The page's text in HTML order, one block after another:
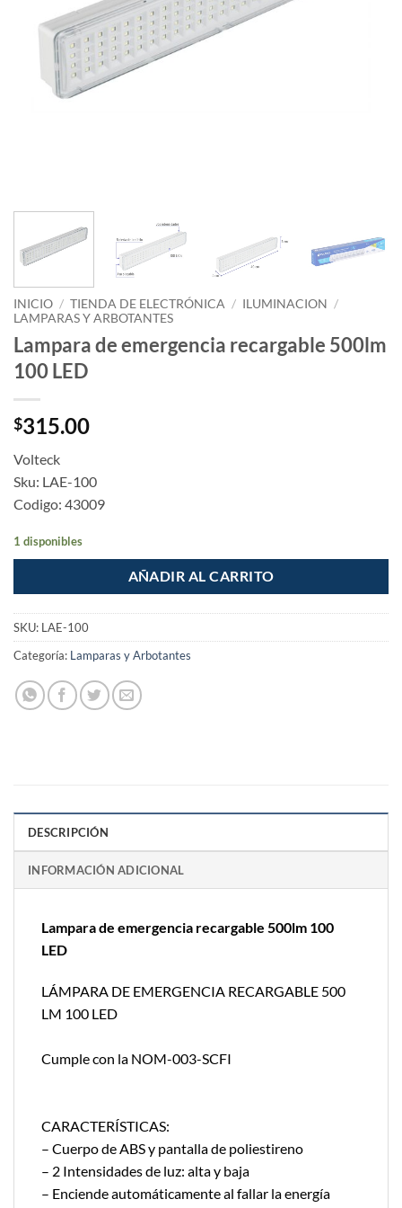
INICIO / TIENDA DE ELECTRÓNICA / ILUMINACION /
LAMPARAS Y ARBOTANTES
Lampara de emergencia recargable 500lm
100 LED
$315.00
Volteck
Sku: LAE-100
Codigo: 43009
1 disponibles
AÑADIR AL CARRITO
SKU: LAE-100
Categoría: Lamparas y Arbotantes
DESCRIPCIÓN
INFORMACIÓN ADICIONAL
Lampara de emergencia recargable 500lm 100
LED
LÁMPARA DE EMERGENCIA RECARGABLE 500
LM 100 LED
Cumple con la NOM-003-SCFI
CARACTERÍSTICAS:
– Cuerpo de ABS y pantalla de poliestireno
– 2 Intensidades de luz: alta y baja
– Enciende automáticamente al fallar la energía